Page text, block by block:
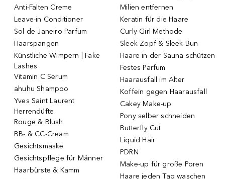
Anti-Falten Creme
Leave-in Conditioner
Sol de Janeiro Parfum
Haarspangen
Künstliche Wimpern | Fake
Lashes
Vitamin C Serum
ahuhu Shampoo
Yves Saint Laurent
Herrendüfte
Rouge & Blush
BB- & CC-Cream
Gesichtsmaske
Gesichtspflege für Männer
Haarbürste & Kamm
Milien entfernen
Keratin für die Haare
Curly Girl Methode
Sleek Zopf & Sleek Bun
Haare in der Sauna schützen
Festes Parfum
Haarausfall im Alter
Koffein gegen Haarausfall
Cakey Make-up
Pony selber schneiden
Butterfly Cut
Liquid Hair
PDRN
Make-up für große Poren
Haare jeden Tag waschen